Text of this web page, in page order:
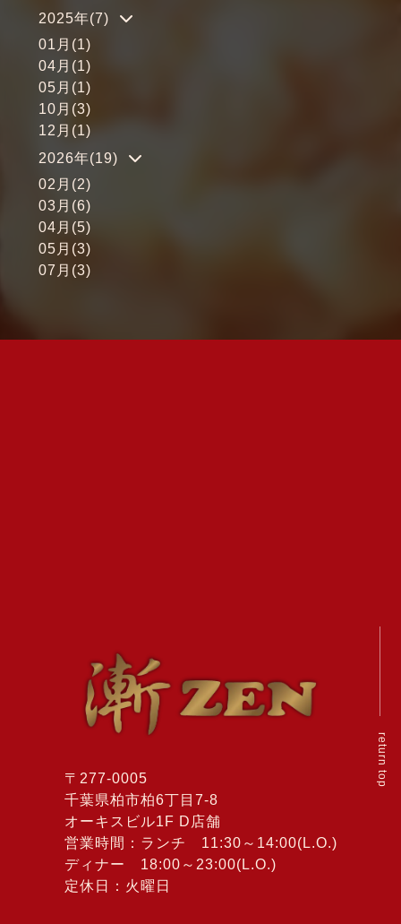
2025年(7)
01月(1)
04月(1)
05月(1)
10月(3)
12月(1)
2026年(19)
02月(2)
03月(6)
04月(5)
05月(3)
07月(3)
return top
〒277-0005
千葉県柏市柏6丁目7-8
オーキスビル1F D店舗
営業時間：ランチ 11:30～14:00(L.O.)
ディナー 18:00～23:00(L.O.)
定休日：火曜日